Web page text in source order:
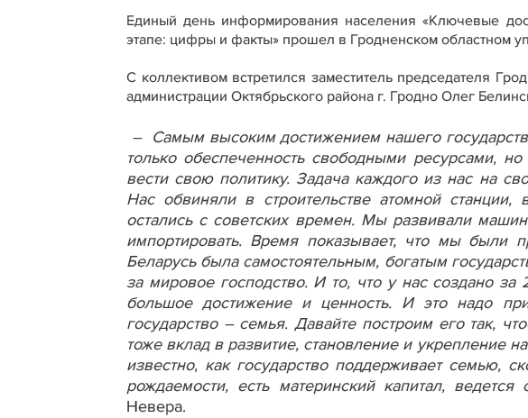
Единый день информирования населения «Ключевые
этапе: цифры и факты» прошел в Гродненском областном
С коллективом встретился заместитель председателя
администрации Октябрьского района г. Гродно Олег
– Самым высоким достижением нашего
только обеспеченность свободными ресурсами,
вести свою политику. Задача каждого из нас на
Нас обвиняли в строительстве атомной
остались с советских времен. Мы развивали
импортировать. Время показывает, что мы были
Беларусь была самостоятельным, богатым
за мировое господство. И то, что у нас создано за
большое достижение и ценность. И это надо
государство – семья. Давайте построим его так,
тоже вклад в развитие, становление и укрепление
известно, как государство поддерживает семью,
рождаемости, есть материнский капитал, ведется
Невера.